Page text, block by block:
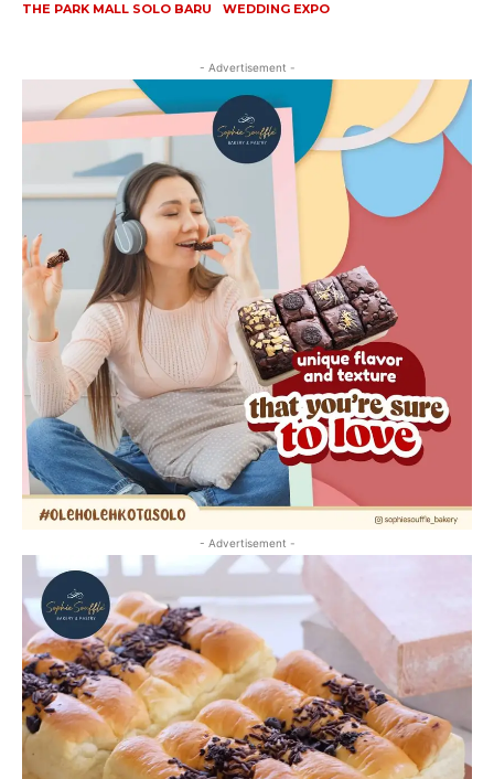
THE PARK MALL SOLO BARU
WEDDING EXPO
- Advertisement -
- Advertisement -